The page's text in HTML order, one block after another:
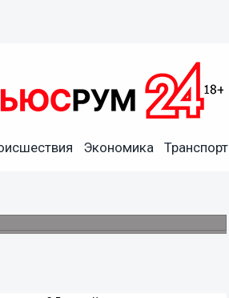
Экономика Транспорт
более чем в два